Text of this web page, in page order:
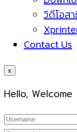
วิดีโอส
Contact Us
x
Hello, Welcome